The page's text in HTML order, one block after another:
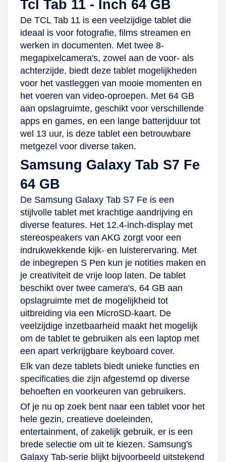
Tcl Tab 11 - Inch 64 GB
De TCL Tab 11 is een veelzijdige tablet die
ideaal is voor fotografie, films streamen en
werken in documenten. Met twee 8-
megapixelcamera's, zowel aan de voor- als
achterzijde, biedt deze tablet mogelijkheden
voor het vastleggen van mooie momenten en
het voeren van video-oproepen. Met 64 GB
aan opslagruimte, geschikt voor verschillende
apps en games, en een lange batterijduur tot
wel 13 uur, is deze tablet een betrouwbare
metgezel voor diverse taken.
Samsung Galaxy Tab S7 Fe
64 GB
De Samsung Galaxy Tab S7 Fe is een
stijlvolle tablet met krachtige aandrijving en
diverse features. Het 12.4-inch-display met
stereospeakers van AKG zorgt voor een
indrukwekkende kijk- en luisterervaring. Met
de inbegrepen S Pen kun je notities maken en
je creativiteit de vrije loop laten. De tablet
beschikt over twee camera's, 64 GB aan
opslagruimte met de mogelijkheid tot
uitbreiding via een MicroSD-kaart. De
veelzijdige inzetbaarheid maakt het mogelijk
om de tablet te gebruiken als een laptop met
een apart verkrijgbare keyboard cover.
Elk van deze tablets biedt unieke functies en
specificaties die zijn afgestemd op diverse
behoeften en voorkeuren van gebruikers.
Of je nu op zoek bent naar een tablet voor het
hele gezin, creatieve doeleinden,
entertainment, of zakelijk gebruik, er is een
brede selectie om uit te kiezen. Samsung's
Galaxy Tab-serie blijkt bijvoorbeeld uitstekend